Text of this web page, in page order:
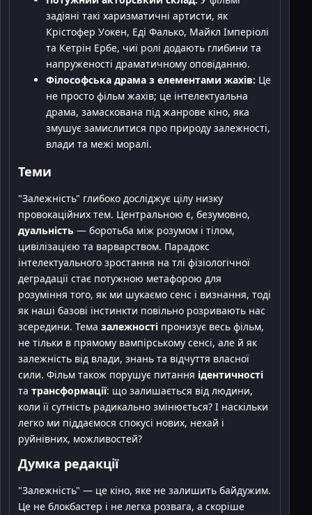
задіяні такі харизматичні артисти, як
Крістофер Уокен, Еді Фалько, Майкл Імперіолі
та Кетрін Ербе, чиї ролі додають глибини та
напруженості драматичному оповіданню.
Філософська драма з елементами жахів: Це
не просто фільм жахів; це інтелектуальна
драма, замаскована під жанрове кіно, яка
змушує замислитися про природу залежності,
влади та межі моралі.
Теми
"Залежність" глибоко досліджує цілу низку
провокаційних тем. Центральною є, безумовно,
дуальність — боротьба між розумом і тілом,
цивілізацією та варварством. Парадокс
інтелектуального зростання на тлі фізіологічної
деградації стає потужною метафорою для
розуміння того, як ми шукаємо сенс і визнання, тоді
як наші базові інстинкти повільно розривають нас
зсередини. Тема залежності пронизує весь фільм,
не тільки в прямому вампірському сенсі, але й як
залежність від влади, знань та відчуття власної
сили. Фільм також порушує питання ідентичності
та трансформації: що залишається від людини,
коли її сутність радикально змінюється? І наскільки
легко ми піддаємося спокусі нових, нехай і
руйнівних, можливостей?
Думка редакції
"Залежність" — це кіно, яке не залишить байдужим.
Це не блокбастер і не легка розвага, а скоріше